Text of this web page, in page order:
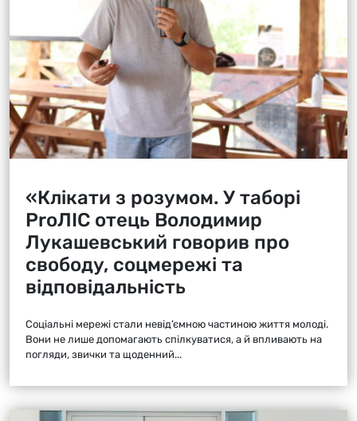
«Клікати з розумом. У таборі
ProЛІС отець Володимир
Лукашевський говорив про
свободу, соцмережі та
відповідальність
Соціальні мережі стали невід’ємною частиною життя молоді.
Вони не лише допомагають спілкуватися, а й впливають на
погляди, звички та щоденний...